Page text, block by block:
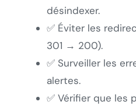
désindexer.
✅ Éviter les
301 → 200).
✅ Surveiller les
alertes.
✅ Vérifier que les